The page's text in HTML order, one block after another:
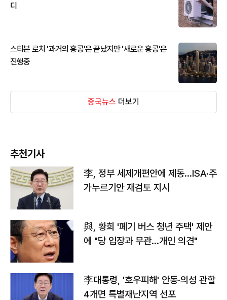
디
스티븐 로치 '과거의 홍콩'은 끝났지만 '새로운 홍콩'은
진행중
중국뉴스 더보기
추천기사
李, 정부 세제개편안에 제동…ISA·주
가누르기안 재검토 지시
與, 황희 '폐기 버스 청년 주택' 제안
에 "당 입장과 무관…개인 의견"
李대통령, '호우피해' 안동·의성 관할
4개면 특별재난지역 선포